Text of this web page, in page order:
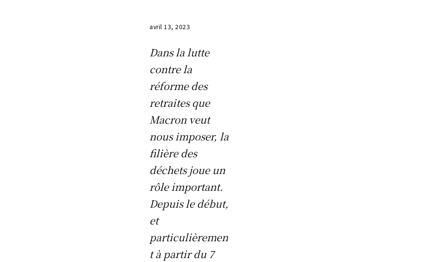
avril 13, 2023
Dans la lutte
contre la
réforme des
retraites que
Macron veut
nous imposer, la
filière des
déchets joue un
rôle important.
Depuis le début,
et
particulièremen
t à partir du 7